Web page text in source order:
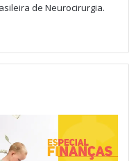
AO
de Neurocirurgia.